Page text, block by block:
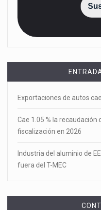
Exportaciones de autos
Cae 1.05 % la recaudación
fiscalización en 2026
Industria del aluminio de
fuera del T-MEC